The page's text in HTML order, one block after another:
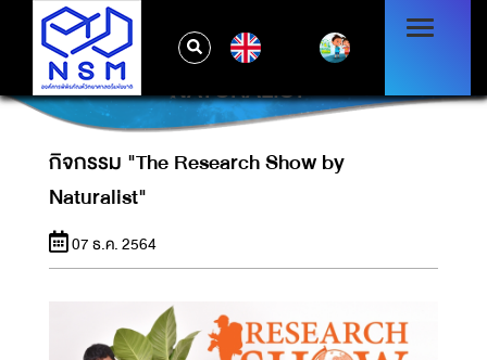
กิจกรรม "THE RESEARCH SHOW BY
NATURALIST"
กิจกรรม "The Research Show by
Naturalist"
07 ธ.ค. 2564